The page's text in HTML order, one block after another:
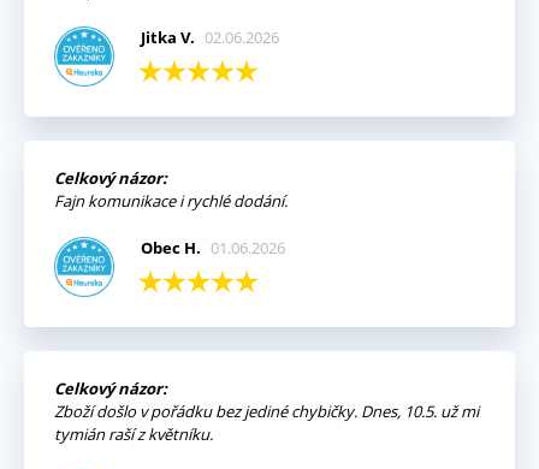
Jitka V. 02.06.2026
Celkový názor:
Fajn komunikace i rychlé dodání.
Obec H. 01.06.2026
Celkový názor:
Zboží došlo v pořádku bez jediné chybičky. Dnes, 10.5. už mi
tymián raší z květníku.